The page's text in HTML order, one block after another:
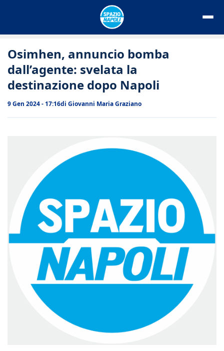
Osimhen, annuncio bomba
dall’agente: svelata la
destinazione dopo Napoli
9 Gen 2024 - 17:16di Giovanni Maria Graziano